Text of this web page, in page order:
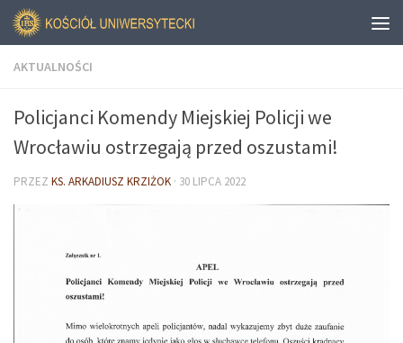
AKTUALNOŚCI
Policjanci Komendy Miejskiej Policji we
Wrocławiu ostrzegają przed oszustami!
PRZEZ KS. ARKADIUSZ KRZIŻOK · 30 LIPCA 2022